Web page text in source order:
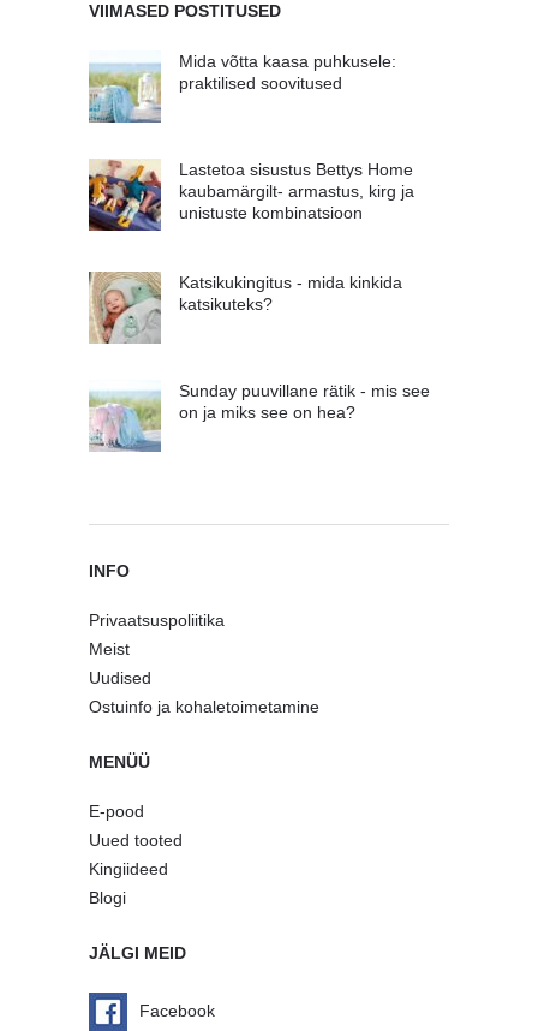
VIIMASED POSTITUSED
Mida võtta kaasa puhkusele:
praktilised soovitused
Lastetoa sisustus Bettys Home
kaubamärgilt- armastus, kirg ja
unistuste kombinatsioon
Katsikukingitus - mida kinkida
katsikuteks?
Sunday puuvillane rätik - mis see
on ja miks see on hea?
INFO
Privaatsuspoliitika
Meist
Uudised
Ostuinfo ja kohaletoimetamine
MENÜÜ
E-pood
Uued tooted
Kingiideed
Blogi
JÄLGI MEID
Facebook